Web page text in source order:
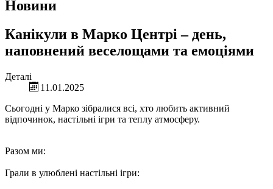
Новини
Канікули в Марко Центрі – день,
наповнений веселощами та емоціями
Деталі
11.01.2025
Сьогодні у Марко зібралися всі, хто любить активний
відпочинок, настільні ігри та теплу атмосферу.
Разом ми:
Грали в улюблені настільні ігри: